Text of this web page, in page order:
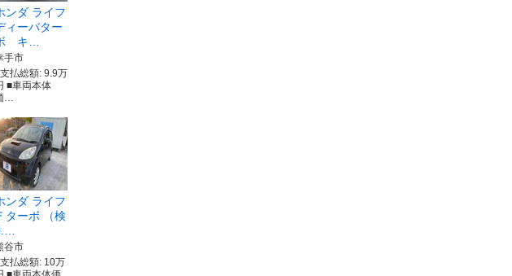
ンダ ライフ
ィーバター
キ…
手市
払総額: 9.9万
■車両本体
…
ンダ ライフ
ターボ （検
谷市
払総額: 10万